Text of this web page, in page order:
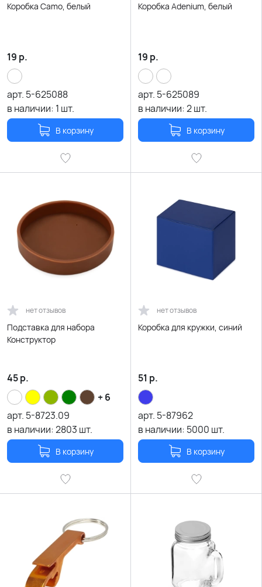
Коробка Camo, белый
19 р.
арт. 5-625088
в наличии: 1 шт.
В корзину
Коробка Adenium, белый
19 р.
арт. 5-625089
в наличии:2шт.
В корзину
нет отзывов
Подставка для набора
Конструктор
45р.
+ 6
арт. 5-8723.09
в наличии:2803 шт.
В корзину
нет отзывов
Коробка для кружки, синий
51 р.
арт. 5-87962
в наличии: 5000 шт.
В корзину